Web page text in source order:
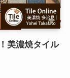
美濃焼タイル